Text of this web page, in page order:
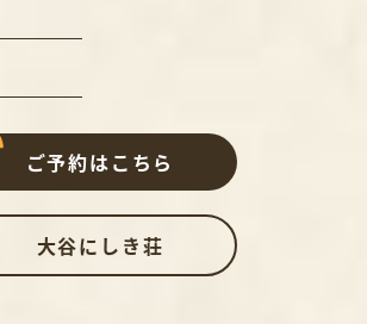
ご予約はこちら
大谷にしき荘